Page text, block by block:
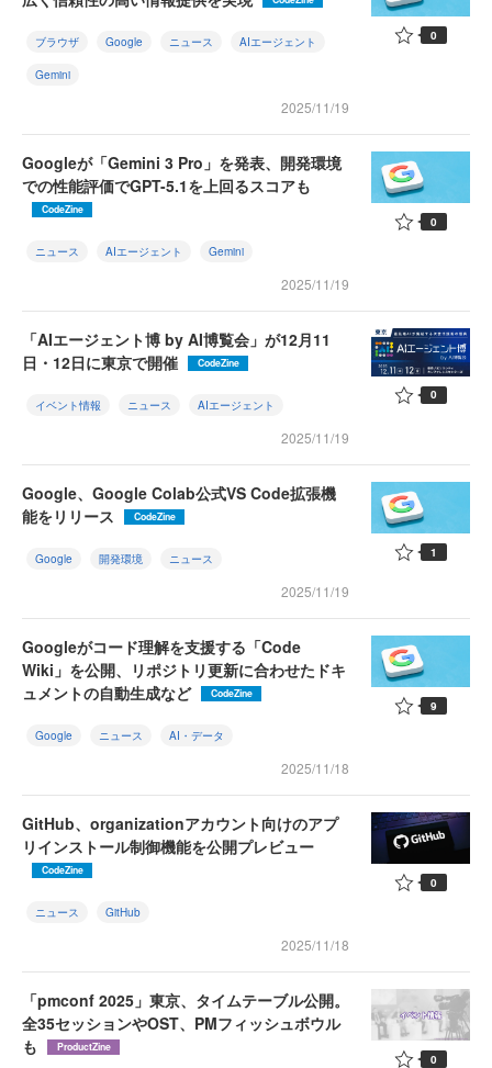
ブラウザ Google ニュース AIエージェント
Gemini
2025/11/19
0
Googleが「Gemini 3 Pro」を発表、開発環境
での性能評価でGPT-5.1を上回るスコアも
CodeZine
ニュース AIエージェント Gemini
2025/11/19
0
「AIエージェント博 by AI博覧会」が12月11
日・12日に東京で開催
CodeZine
イベント情報 ニュース AIエージェント
2025/11/19
0
Google、Google Colab公式VS Code拡張機
能をリリース
CodeZine
Google 開発環境 ニュース
2025/11/19
1
Googleがコード理解を支援する「Code
Wiki」を公開、リポジトリ更新に合わせたドキ
ュメントの自動生成など
CodeZine
Google ニュース AI・データ
2025/11/18
9
GitHub、organizationアカウント向けのアプ
リインストール制御機能を公開プレビュー
CodeZine
ニュース GitHub
2025/11/18
0
「pmconf 2025」東京、タイムテーブル公開。
全35セッションやOST、PMフィッシュボウル
も
ProductZine
0